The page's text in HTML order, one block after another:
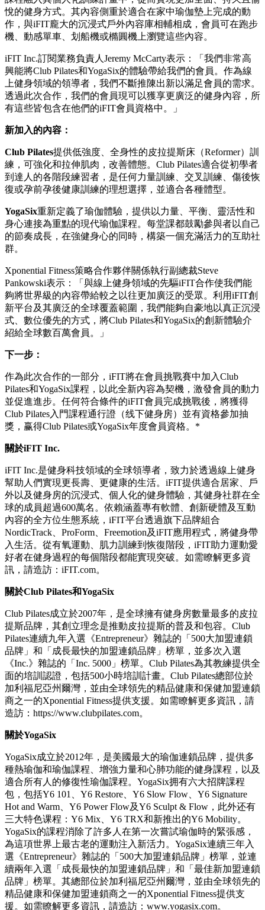
悅的健身方式。其內容側重於適合在家中瑜伽墊上完成的動
作，與iFIT龐大的沉浸式戶外內容庫相輔相成，會員可在跑步
機、動感單車、划船機或橢圓機上瀏覽這些內容。
iFIT Inc.訂閱業務負責人Jeremy McCarty表示：「我們非常高
興能將Club Pilates和YogaSix的體驗帶給我們的會員。作為線
上健身領域的領導者，我們不斷推陳出新以滿足會員的需求。
透過此次合作，我們的會員現可以獲享更廣泛的健身內容，所
有這些皆包含在他們的iFIT會員資格中。」
新加入的內容：
Club Pilates提供低強度、全身性的皮拉提斯床（Reformer）訓
練，可強化和拉伸肌肉，改善體態。Club Pilates適合從初學者
到達人的各階段練習者，是任何力量訓練、交叉訓練、傷後恢
復或孕前孕後健康訓練的理想選擇，並適合各種體型。
YogaSix重新定義了瑜伽體驗，提供以力量、平衡、靈活性和
身心連接為重點的現代瑜伽課程。每堂課都鼓勵參與者以自己
的節奏成長，在強健身心的同時，構築一個充滿活力的互助社
群。
Xponential Fitness策略合作夥伴關係執行副總裁Steve
Pankowski表示：「與線上健身領域的先驅iFIT合作使我們能
夠將世界級的內容帶給較之以往更加廣泛的受眾。利用iFIT創
新平台及其廣泛的全球覆蓋範圍，我們能夠自豪地以真正沉浸
式、數位優先的方式，將Club Pilates和YogaSix的創新體驗介
紹給全球數百萬會員。」
下一步：
作為此次合作的一部分，iFIT將在會員挑戰賽中加入Club
Pilates和YogaSix課程，以此全新內容為契機，激發會員的動力
並促進進步。任何符合條件的iFIT會員完成挑戰後，將獲得
Club Pilates入門課程通行證（线下健身房）並有資格參加抽
獎，赢得Club Pilates或YogaSix年度會員資格。*
關於iFIT Inc.
iFIT Inc.是健身科技領域的全球領導者，致力於透過線上健身
幫助人們實現更長壽、更健康的生活。iFIT提供適合居家、戶
外以及健身房的沉浸式、個人化的健身體驗，其健身社群在全
球的成員超過600萬名。依賴涵蓋專有軟體、創新硬體及互動
內容的全方位生態系統，iFIT平台透過旗下品牌組合
NordicTrack、ProForm、Freemotion及iFIT應用程式，將健身帶
入生活。從有氧運動、肌力訓練到恢復階段，iFIT助力運動愛
好者在健身過程的每個階段都能實現突破。如需瞭解更多資
訊，請造訪：iFIT.com。
關於Club Pilates和YogaSix
Club Pilates成立於2007年，是全球擁有健身房數量最多的皮拉
提斯品牌，其創立理念是推動皮拉提斯的普及和包容。Club
Pilates連續九年入選《Entrepreneur》雜誌的「500大加盟連鎖
品牌」和「成長最快的加盟連鎖品牌」榜單，並多次入選
《Inc.》雜誌的「Inc. 5000」榜單。Club Pilates為其教練提供全
面的培訓認證，包括500小時培訓計畫。Club Pilates總部位於
加利福尼亞州爾灣，並由全球領先的精品健康和保健加盟連鎖
商之一的Xponential Fitness提供支援。如需瞭解更多資訊，請
造訪：https://www.clubpilates.com。
關於YogaSix
YogaSix成立於2012年，是美國最大的瑜伽連鎖品牌，提供多
種熱瑜伽和瑜伽課程、增強力量和心肺功能的健身課程，以及
適合所有人的修復性瑜伽課程。YogaSix拥有六大招牌課程
包，包括Y6 101、Y6 Restore、Y6 Slow Flow、Y6 Signature
Hot and Warm、Y6 Power Flow及Y6 Sculpt & Flow，此外还有
三大特色课程：Y6 Mix、Y6 TRX和新推出的Y6 Mobility。
YogaSix的課程消除了許多人在第一次嘗試瑜伽時的緊張感，
為這項世界上最古老的運動注入新活力。YogaSix連續三年入
選《Entrepreneur》雜誌的「500大加盟連鎖品牌」榜單，並連
續兩年入選「成長最快的加盟連鎖品牌」和「最佳新加盟連鎖
品牌」榜單。其總部位於加利福尼亞州爾灣，並由全球領先的
精品健康和保健加盟連鎖商之一的Xponential Fitness提供支
援。如需瞭解更多資訊，請造訪：www.yogasix.com。